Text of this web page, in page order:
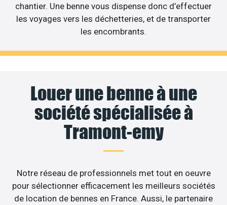
chantier. Une benne vous dispense donc d’effectuer
les voyages vers les déchetteries, et de transporter
les encombrants.
Louer une benne à une
société spécialisée à
Tramont-emy
Notre réseau de professionnels met tout en oeuvre
pour sélectionner efficacement les meilleurs sociétés
de location de bennes en France. Aussi, le partenaire